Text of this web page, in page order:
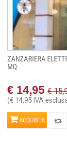
ZANZARIERA
MQ
€ 14,95 €
(€ 14,95 IVA
ACQUISTA